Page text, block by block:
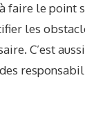
faire le point
les
C’est